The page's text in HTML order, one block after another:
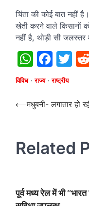
चिंता की कोई बात नहीं
खेती करने वाले किसानों
नहीं है, थोड़ी सी जलस्तर
विविध राज्य राष्ट्रीय
Post
⟵मधुबनी- लगातार हो
Related
पूर्व मध्य रेल में भी